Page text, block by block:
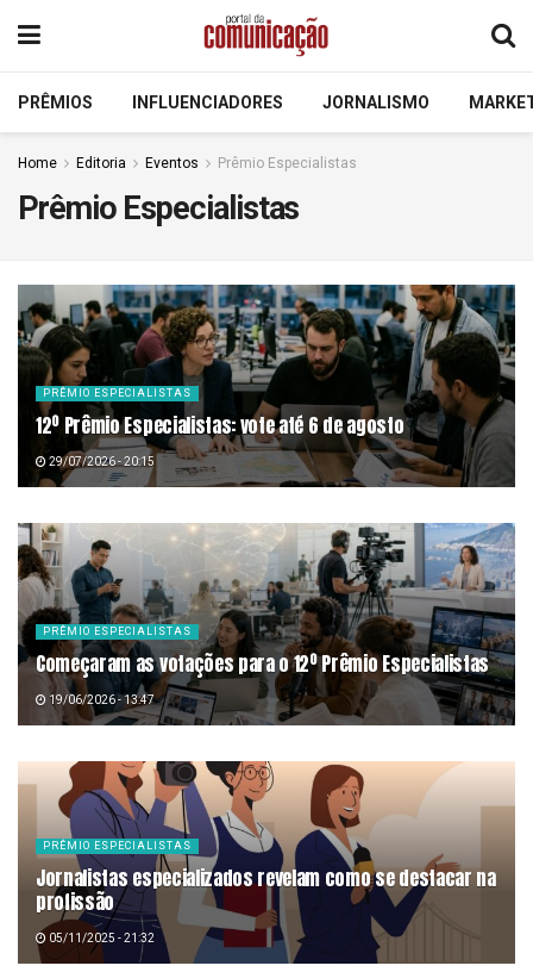
PRÊMIOS INFLUENCIADORES JORNALISMO
Home Editoria Eventos Prêmio Especialistas
Prêmio Especialistas
PRÊMIO ESPECIALISTAS
12º Prêmio Especialistas: vote até 6 de agosto
29/07/2026 - 20:15
PRÊMIO ESPECIALISTAS
Começaram as votações para o 12º Prêmio Especialistas
19/06/2026 - 13:47
PRÊMIO ESPECIALISTAS
Jornalistas especializados revelam como se destacar na
profissão
05/11/2025 - 21:32